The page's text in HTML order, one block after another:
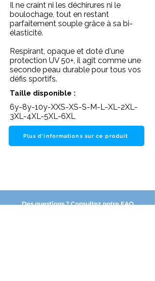
Il ne craint ni les déchirures ni le
boulochage, tout en restant
parfaitement souple grâce à sa bi-
élasticité.
Respirant, opaque et doté d'une
protection UV 50+, il agit comme une
seconde peau durable pour tous vos
défis sportifs.
Taille disponible :
6y-8y-10y-XXS-XS-S-M-L-XL-2XL-
3XL-4XL-5XL-6XL
Plus d'informations sur ce produit
Des questions ? Consultez notre FAQ